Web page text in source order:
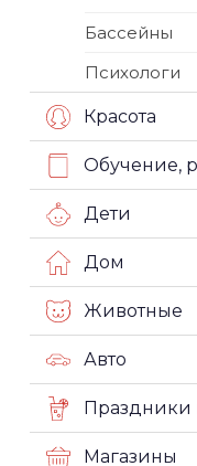
Бассейны
Психологи
Красота
Обучение,
Дети
Дом
Животные
Авто
Праздники
Магазины